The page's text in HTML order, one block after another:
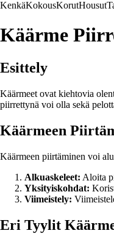
KenkäKokousKorutHousut
Käärme
Esittely
Käärmeet ovat kiehtovia
piirrettynä voi olla sekä
Käärmeen
Käärmeen piirtäminen voi
Alkuaskeleet: Aloita
Yksityiskohdat:
Viimeistely:
Eri Tyylit